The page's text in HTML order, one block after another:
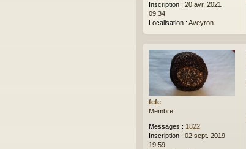
Inscription : 20 avr. 2021
09:34
Localisation : Aveyron
fefe
Membre
Messages : 1822
Inscription : 02 sept. 2019
19:59